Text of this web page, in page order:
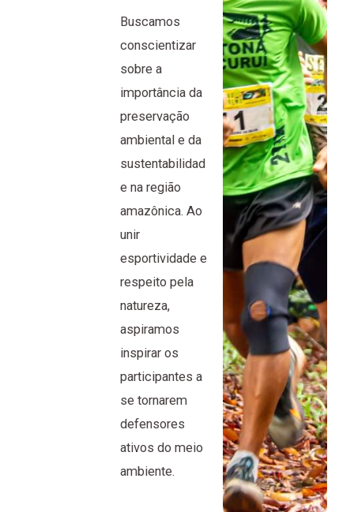
Buscamos
conscientizar
sobre a
importância da
preservação
ambiental e da
sustentabilidad
e na região
amazônica. Ao
unir
esportividade e
respeito pela
natureza,
aspiramos
inspirar os
participantes a
se tornarem
defensores
ativos do meio
ambiente.